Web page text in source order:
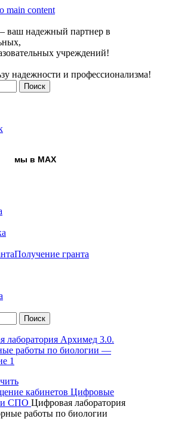
main content
надежный партнер в
учреждений!
надежности и профессионализма!
Поиск
мы в MAX
Получение гранта
Поиск
кабинетов Цифровые
и СПО Цифровая лаборатория
работы по биологии